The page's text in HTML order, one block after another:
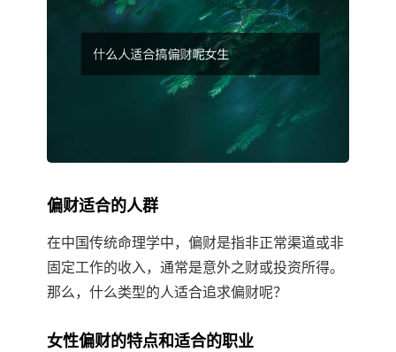
偏财适合的人群
在中国传统命理学中，偏财是指非正常渠道或非
固定工作的收入，通常是意外之财或投资所得。
那么，什么类型的人适合追求偏财呢？
女性偏财的特点和适合的职业